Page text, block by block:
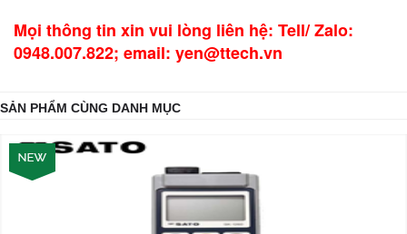
Mọi thông tin xin vui lòng liên hệ: Tell/ Zalo:
0948.007.822; email: yen@ttech.vn
SẢN PHẨM CÙNG DANH MỤC